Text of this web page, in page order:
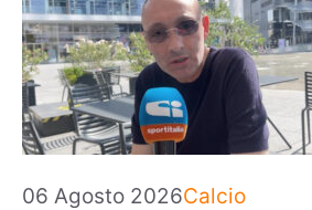
06 Agosto 2026Categorie
Calcio